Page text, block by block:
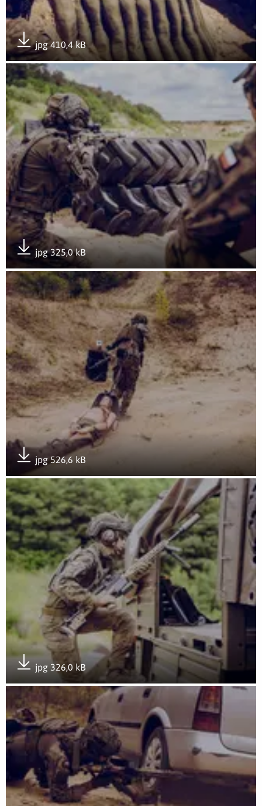
jpg 410,4 kB
Pobierz załącznik
Otwórz załącznik Rozwój przez doświadczenie-
jpg 325,0 kB
Pobierz załącznik
Otwórz załącznik Rozwój przez doświadczenie-
jpg 526,6 kB
Pobierz załącznik
Otwórz załącznik Rozwój przez doświadczenie-
jpg 326,0 kB
Pobierz załącznik
Otwórz załącznik Rozwój przez doświadczenie-